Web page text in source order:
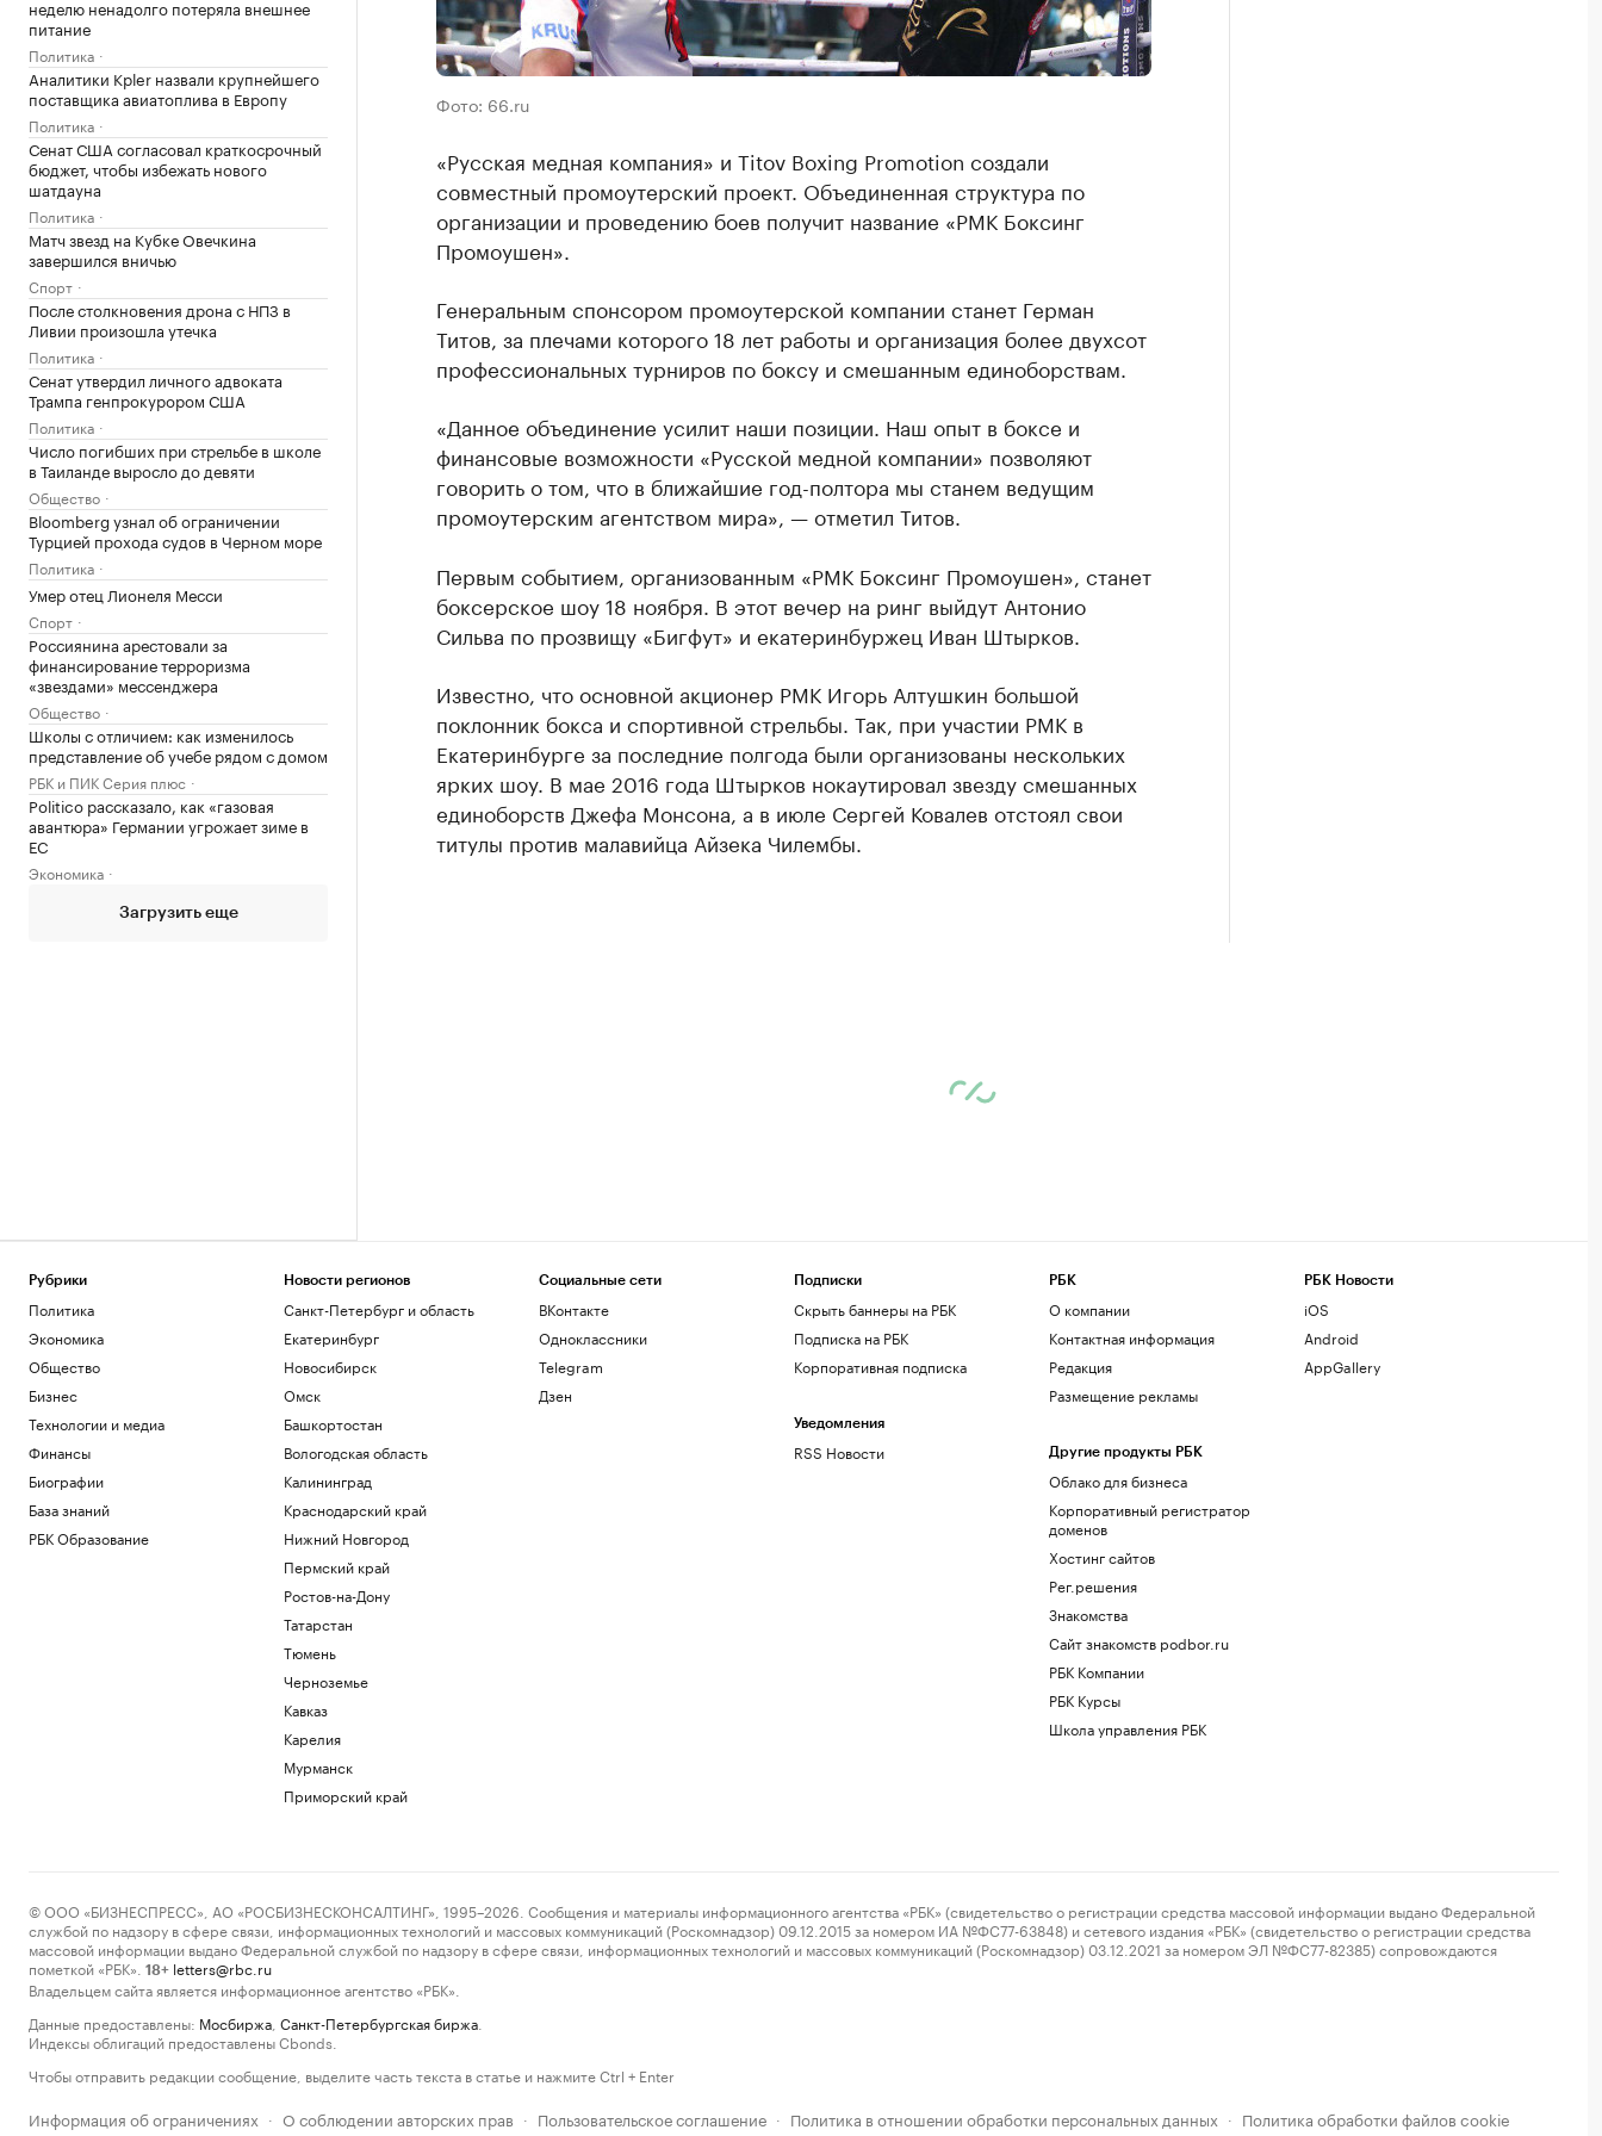
неделю ненадолго потеряла внешнее
питание
Политика
Аналитики Kpler назвали крупнейшего
поставщика авиатоплива в Европу
Политика
Сенат США согласовал краткосрочный
бюджет, чтобы избежать нового
шатдауна
Политика
Матч звезд на Кубке Овечкина
завершился вничью
Спорт
После столкновения дрона с НПЗ в
Ливии произошла утечка
Политика
Сенат утвердил личного адвоката
Трампа генпрокурором США
Политика
Число погибших при стрельбе в школе
в Таиланде выросло до девяти
Общество
Bloomberg узнал об ограничении
Турцией прохода судов в Черном море
Политика
Умер отец Лионеля Месси
Спорт
Россиянина арестовали за
финансирование терроризма
«звездами» мессенджера
Общество
Школы с отличием: как изменилось
представление об учебе рядом с домом
РБК и ПИК Серия плюс
Politico рассказало, как «газовая
авантюра» Германии угрожает зиме в
ЕС
Экономика
Загрузить еще
Фото: 66.ru
«Русская медная компания» и Titov Boxing Promotion создали
совместный промоутерский проект. Объединенная структура по
организации и проведению боев получит название «РМК Боксинг
Промоушен».
Генеральным спонсором промоутерской компании станет Герман
Титов, за плечами которого 18 лет работы и организация более двухсот
профессиональных турниров по боксу и смешанным единоборствам.
«Данное объединение усилит наши позиции. Наш опыт в боксе и
финансовые возможности «Русской медной компании» позволяют
говорить о том, что в ближайшие год-полтора мы станем ведущим
промоутерским агентством мира», — отметил Титов.
Первым событием, организованным «РМК Боксинг Промоушен», станет
боксерское шоу 18 ноября. В этот вечер на ринг выйдут Антонио
Сильва по прозвищу «Бигфут» и екатеринбуржец Иван Штырков.
Известно, что основной акционер РМК Игорь Алтушкин большой
поклонник бокса и спортивной стрельбы. Так, при участии РМК в
Екатеринбурге за последние полгода были организованы нескольких
ярких шоу. В мае 2016 года Штырков нокаутировал звезду смешанных
единоборств Джефа Монсона, а в июле Сергей Ковалев отстоял свои
титулы против малавийца Айзека Чилембы.
Рубрики
Политика
Экономика
Общество
Бизнес
Технологии и медиа
Финансы
Биографии
База знаний
РБК Образование
Новости регионов
Санкт-Петербург и область
Екатеринбург
Новосибирск
Омск
Башкортостан
Вологодская область
Калининград
Краснодарский край
Нижний Новгород
Пермский край
Ростов-на-Дону
Татарстан
Тюмень
Черноземье
Кавказ
Карелия
Мурманск
Приморский край
Социальные сети
ВКонтакте
Одноклассники
Telegram
Дзен
Подписки
Скрыть баннеры на РБК
Подписка на РБК
Корпоративная подписка
Уведомления
RSS Новости
РБК
О компании
Контактная информация
Редакция
Размещение рекламы
Другие продукты РБК
Облако для бизнеса
Корпоративный регистратор
доменов
Хостинг сайтов
Рег.решения
Знакомства
Сайт знакомств podbor.ru
РБК Компании
РБК Курсы
Школа управления РБК
РБК Новости
iOS
Android
AppGallery
© ООО «БИЗНЕСПРЕСС», АО «РОСБИЗНЕСКОНСАЛТИНГ», 1995–2026. Сообщения и материалы информационного агентства «РБК» (свидетельство о регистрации средства массовой информации выдано Федеральной
службой по надзору в сфере связи, информационных технологий и массовых коммуникаций (Роскомнадзор) 09.12.2015 за номером ИА №ФС77-63848) и сетевого издания «РБК» (свидетельство о регистрации средства
массовой информации выдано Федеральной службой по надзору в сфере связи, информационных технологий и массовых коммуникаций (Роскомнадзор) 03.12.2021 за номером ЭЛ №ФС77-82385) сопровождаются
пометкой «РБК».
18+ letters@rbc.ru
Владельцем сайта является информационное агентство «РБК».
Данные предоставлены: Мосбиржа Санкт-Петербургская биржа
Индексы облигаций предоставлены Cbonds.
Чтобы отправить редакции сообщение, выделите часть текста в статье и нажмите Ctrl + Enter
Информация об ограничениях · О соблюдении авторских прав · Пользовательское соглашение · Политика в отношении обработки персональных данных · Политика обработки файлов cookie